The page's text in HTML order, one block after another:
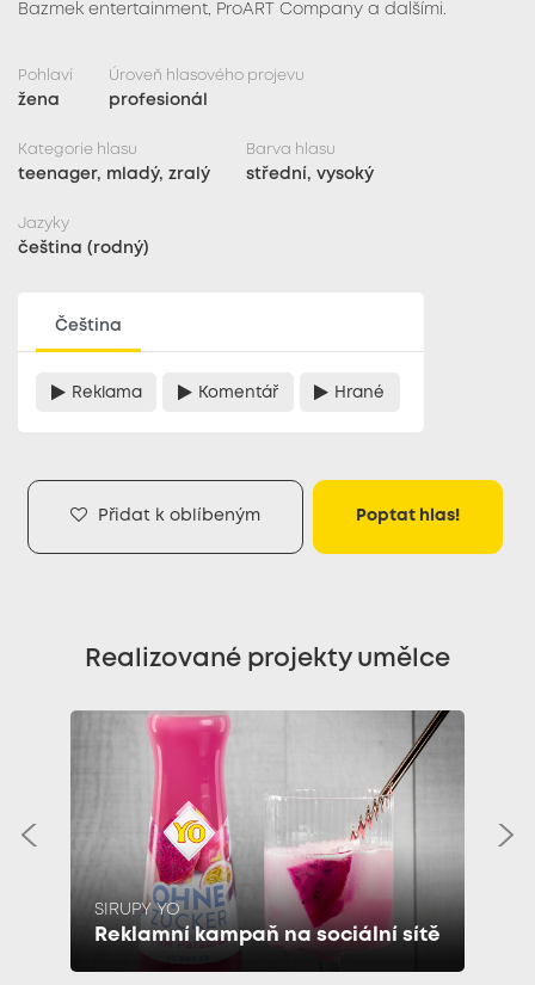
Bazmek entertainment, ProART Company a dalšími.
Pohlaví
žena
Úroveň hlasového projevu
profesionál
Kategorie hlasu
teenager, mladý, zralý
Barva hlasu
střední, vysoký
Jazyky
čeština (rodný)
Čeština
Reklama Komentář Hrané
Přidat k oblíbeným Poptat hlas!
Realizované projekty umělce
SIRUPY YO
Reklamní kampaň na sociální sítě